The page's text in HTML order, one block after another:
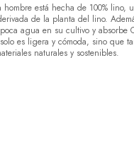
está hecha de 100% lino,
de la planta del lino.
agua en su cultivo y absorbe
es ligera y cómoda, sino que
naturales y sostenibles.